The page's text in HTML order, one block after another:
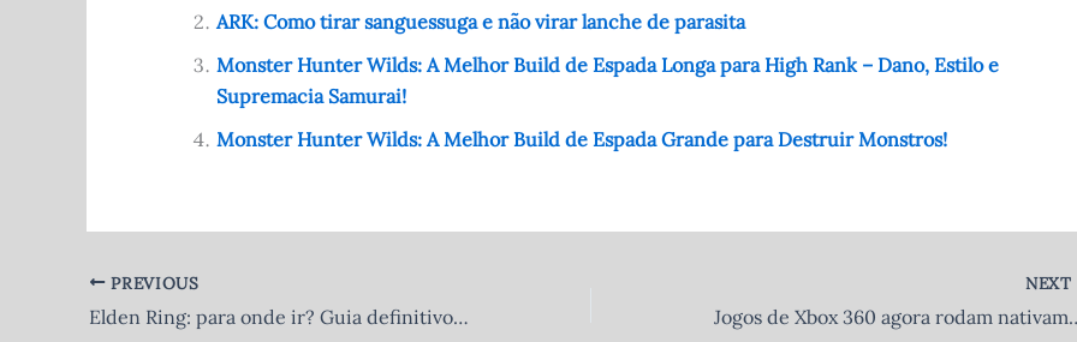
o
o
p
p
ARK: Como tirar sanguessuga e não virar lanche de parasita
Monster Hunter Wilds: A Melhor Build de Espada Longa para High Rank – Dano, Estilo e
Supremacia Samurai!
Monster Hunter Wilds: A Melhor Build de Espada Grande para Destruir Monstros!
PREVIOUS
Elden Ring: para onde ir? Guia definitivo para não se perder nas Terras Intermédias!
NEXT
Jogos de Xbox 360 agora